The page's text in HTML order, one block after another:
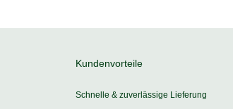
Kundenvorteile
Schnelle & zuverlässige Lieferung